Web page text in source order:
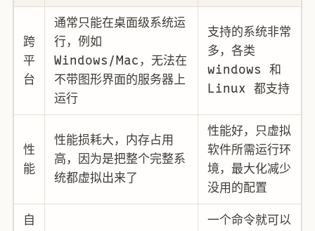
跨
平
台
通常只能在桌面级系统运
行，例如
Windows/Mac，无法在
不带图形界面的服务器上
运行
支持的系统非常
多，各类
windows 和
Linux 都支持
性
能
性能损耗大，内存占用
高，因为是把整个完整系
统都虚拟出来了
性能好，只虚拟
软件所需运行环
境，最大化减少
没用的配置
自
一个命令就可以